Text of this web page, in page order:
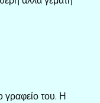
του. Η